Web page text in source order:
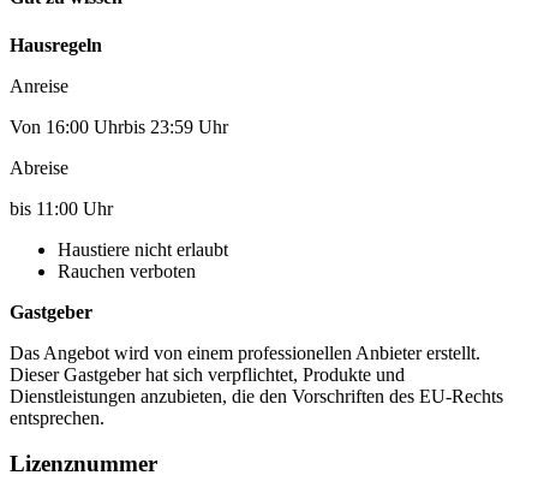
Hausregeln
Anreise
Von 16:00 Uhrbis 23:59 Uhr
Abreise
bis 11:00 Uhr
Haustiere nicht erlaubt
Rauchen verboten
Gastgeber
Das Angebot wird von einem professionellen Anbieter erstellt.
Dieser Gastgeber hat sich verpflichtet, Produkte und
Dienstleistungen anzubieten, die den Vorschriften des EU-Rechts
entsprechen.
Lizenznummer